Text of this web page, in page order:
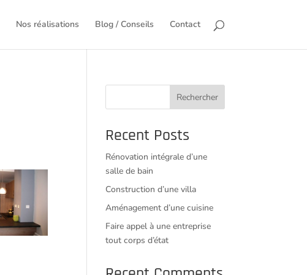
Nos réalisations Blog / Conseils Contact
Rechercher
Recent Posts
Rénovation intégrale d’une
salle de bain
Construction d’une villa
Aménagement d’une cuisine
Faire appel à une entreprise
tout corps d’état